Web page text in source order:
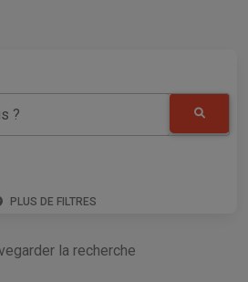
?
PLUS DE FILTRES
la recherche